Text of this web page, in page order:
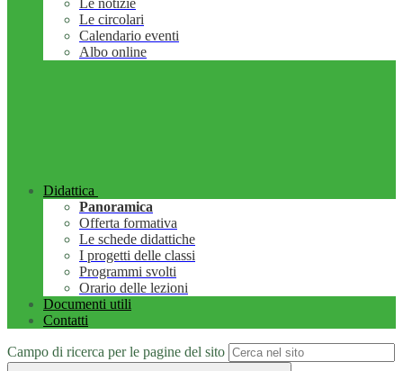
Le notizie
Le circolari
Calendario eventi
Albo online
Didattica
Panoramica
Offerta formativa
Le schede didattiche
I progetti delle classi
Programmi svolti
Orario delle lezioni
Documenti utili
Contatti
Campo di ricerca per le pagine del sito